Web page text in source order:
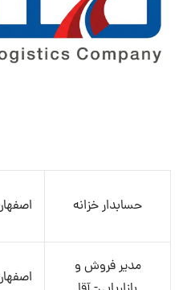
حسابدار خزانه
مدیر فروش و